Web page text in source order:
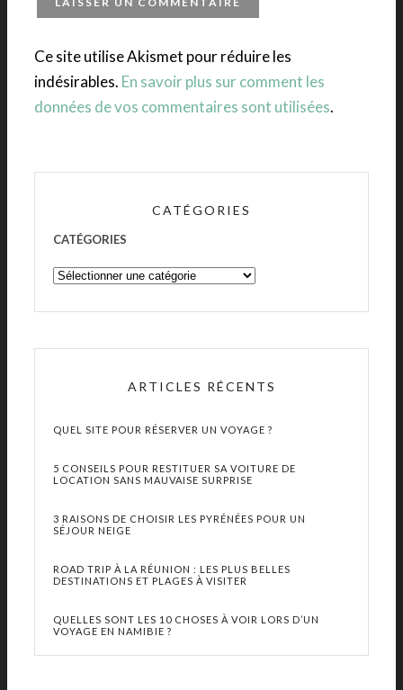
Ce site utilise Akismet pour réduire les
indésirables. En savoir plus sur comment les
données de vos commentaires sont utilisées.
CATÉGORIES
CATÉGORIES
ARTICLES RÉCENTS
QUEL SITE POUR RÉSERVER UN VOYAGE ?
5 CONSEILS POUR RESTITUER SA VOITURE DE
LOCATION SANS MAUVAISE SURPRISE
3 RAISONS DE CHOISIR LES PYRÉNÉES POUR UN
SÉJOUR NEIGE
ROAD TRIP À LA RÉUNION : LES PLUS BELLES
DESTINATIONS ET PLAGES À VISITER
QUELLES SONT LES 10 CHOSES À VOIR LORS D’UN
VOYAGE EN NAMIBIE ?